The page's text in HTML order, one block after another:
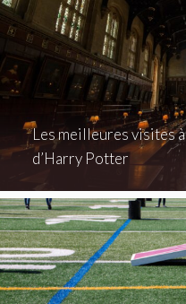
Les meilleures visites
d’Harry Potter